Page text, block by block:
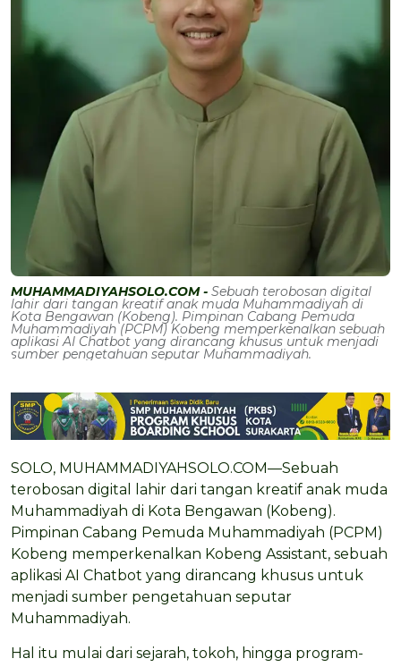
MUHAMMADIYAHSOLO.COM - Sebuah terobosan digital
lahir dari tangan kreatif anak muda Muhammadiyah di
Kota Bengawan (Kobeng). Pimpinan Cabang Pemuda
Muhammadiyah (PCPM) Kobeng memperkenalkan sebuah
aplikasi AI Chatbot yang dirancang khusus untuk menjadi
sumber pengetahuan seputar Muhammadiyah.
SOLO, MUHAMMADIYAHSOLO.COM—Sebuah
terobosan digital lahir dari tangan kreatif anak muda
Muhammadiyah di Kota Bengawan (Kobeng).
Pimpinan Cabang Pemuda Muhammadiyah (PCPM)
Kobeng memperkenalkan Kobeng Assistant, sebuah
aplikasi AI Chatbot yang dirancang khusus untuk
menjadi sumber pengetahuan seputar
Muhammadiyah.
Hal itu mulai dari sejarah, tokoh, hingga program-